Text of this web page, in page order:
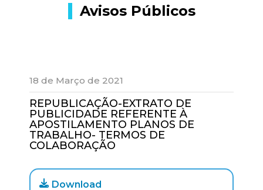
Avisos Públicos
18 de Março de 2021
REPUBLICAÇÃO-EXTRATO DE
PUBLICIDADE REFERENTE À
APOSTILAMENTO PLANOS DE
TRABALHO- TERMOS DE
COLABORAÇÃO
Download